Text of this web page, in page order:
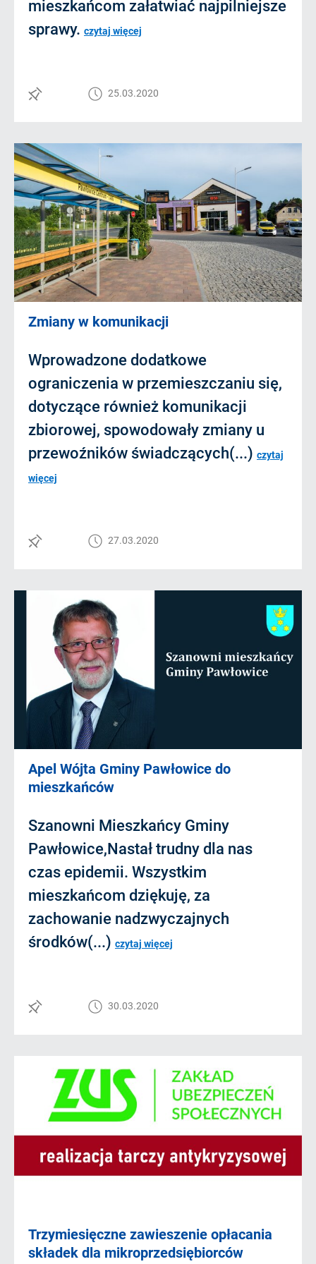
mieszkańcom załatwiać najpilniejsze
sprawy. czytaj więcej
25.03.2020
Zmiany w komunikacji
Wprowadzone dodatkowe
ograniczenia w przemieszczaniu się,
dotyczące również komunikacji
zbiorowej, spowodowały zmiany u
przewoźników świadczących(...) czytaj
więcej
27.03.2020
Apel Wójta Gminy Pawłowice do
mieszkańców
Szanowni Mieszkańcy Gminy
Pawłowice,Nastał trudny dla nas
czas epidemii. Wszystkim
mieszkańcom dziękuję, za
zachowanie nadzwyczajnych
środków(...) czytaj więcej
30.03.2020
Trzymiesięczne zawieszenie opłacania
składek dla mikroprzedsiębiorców